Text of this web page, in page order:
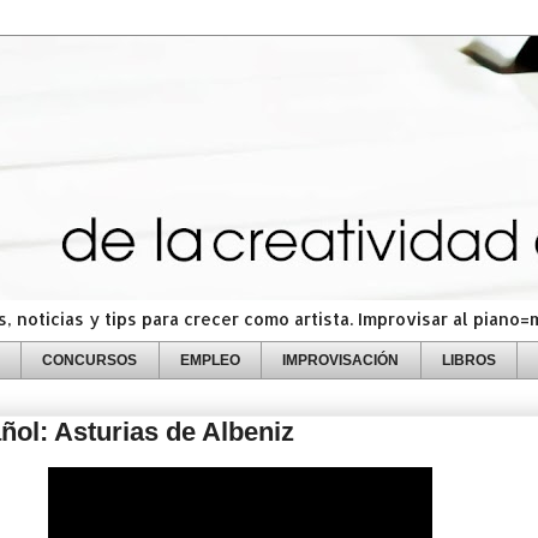
noticias y tips para crecer como artista. Improvisar al
CONCURSOS EMPLEO IMPROVISACIÓN LIBROS
Asturias de Albeniz